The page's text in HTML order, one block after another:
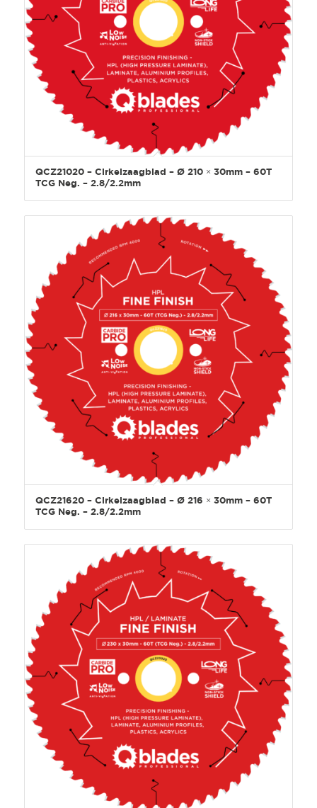
QCZ21020 – Cirkelzaagblad – Ø 210 × 30mm – 60T
TCG Neg. – 2.8/2.2mm
QCZ21620 – Cirkelzaagblad – Ø 216 × 30mm – 60T
TCG Neg. – 2.8/2.2mm